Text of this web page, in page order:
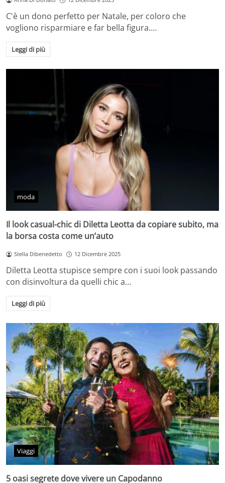
C'è un dono perfetto per Natale, per coloro che
vogliono risparmiare e far bella figura.…
Leggi di più
moda
Il look casual-chic di Diletta Leotta da copiare subito, ma
la borsa costa come un’auto
Stella Dibenedetto 12 Dicembre 2025
Diletta Leotta stupisce sempre con i suoi look passando
con disinvoltura da quelli chic a…
Leggi di più
Viaggi
5 oasi segrete dove vivere un Capodanno